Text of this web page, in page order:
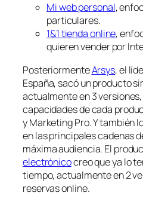
Mi web personal,
particulares.
1&1 tienda online,
quieren vender por
PosteriormenteArsys, el
España, sacó un producto
actualmente en 3
capacidades de cada
y Marketing Pro. Y también
en las principales cadenas
máxima audiencia. El
electrónicocreo que ya lo
tiempo, actualmente en 2
reservas online.